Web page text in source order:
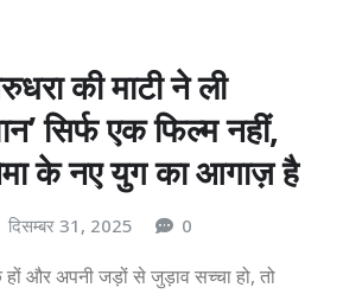
की माटी ने ली
सिर्फ एक फिल्म नहीं,
के नए युग का आगाज़ है
दिसम्बर 31, 2025 0
और अपनी जड़ों से जुड़ाव सच्चा हो, तो